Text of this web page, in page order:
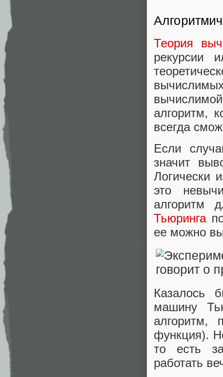
Теория
рекурсии
алгоритм,
всегда
Если
значит
Логически
это
алгоритм
Тьюринга
ее можно
Казалось
машину
алгоритм,
функция).
то есть
работать